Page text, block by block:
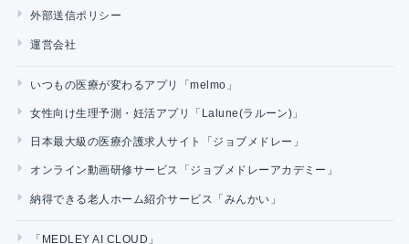
外部送信ポリシー
運営会社
いつもの医療が変わるアプリ「melmo」
女性向け生理予測・妊活アプリ「Lalune(ラルーン)」
日本最大級の医療介護求人サイト「ジョブメドレー」
オンライン動画研修サービス「ジョブメドレーアカデミー」
納得できる老人ホーム紹介サービス「みんかい」
「MEDLEY AI CLOUD」